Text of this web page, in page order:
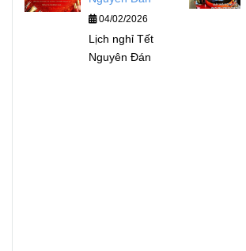
04/02/2026
Lịch nghỉ Tết
Nguyên Đán